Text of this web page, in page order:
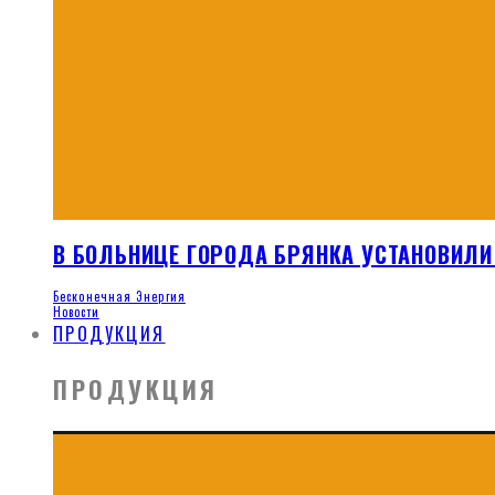
В БОЛЬНИЦЕ ГОРОДА БРЯНКА
Бесконечная Энергия
Новости
ПРОДУКЦИЯ
ПРОДУКЦИЯ